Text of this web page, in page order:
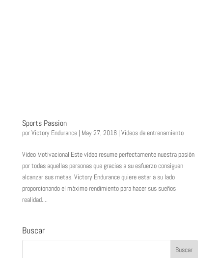
Sports Passion
porVictory Endurance| May 27, 2016| Vídeos de entrenamiento
Video Motivacional Este vídeo resume perfectamente nuestra pasión
por todas aquellas personas que gracias a su esfuerzo consiguen
alcanzar sus metas. Victory Endurance quiere estar a su lado
proporcionando el máximo rendimiento para hacer sus sueños
realidad....
Buscar